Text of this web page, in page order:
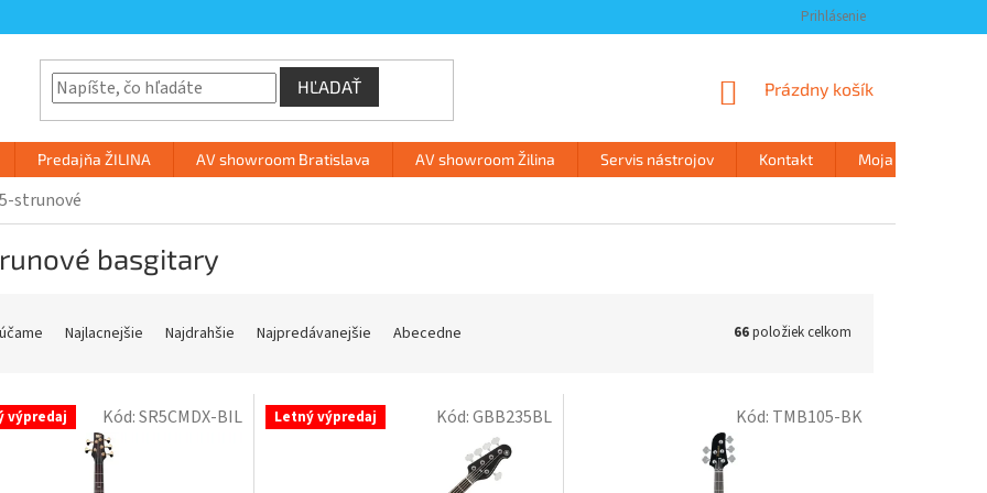
Prihlásenie
HĽADAŤ
NÁKUPNÝ
Prázdny košík
Predajňa ŽILINA AV showroom Bratislava AV showroom Žilina Servis nástrojov Kontakt Moja objednávka
5-strunové
basgitary
Najlacnejšie Najdrahšie Najpredávanejšie Abecedne 66položiek celkom
výpredaj Kód:SR5CMDX-BIL Letný výpredaj Kód:GBB235BL Kód: TMB105-BK